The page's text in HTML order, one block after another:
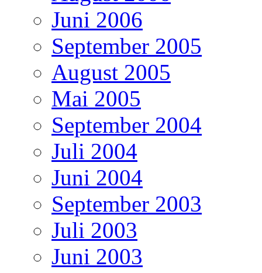
Juni 2006
September 2005
August 2005
Mai 2005
September 2004
Juli 2004
Juni 2004
September 2003
Juli 2003
Juni 2003